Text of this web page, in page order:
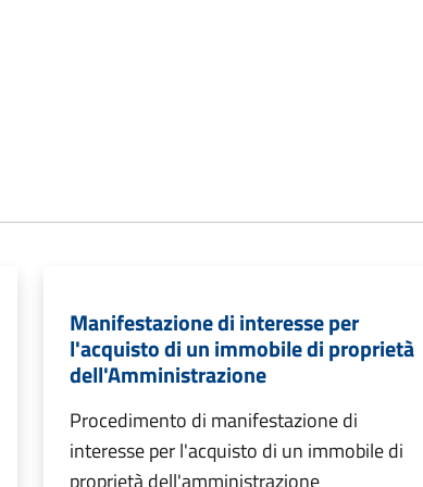
Manifestazione di interesse per
l'acquisto di un immobile di proprietà
dell'Amministrazione
Procedimento di manifestazione di
interesse per l'acquisto di un immobile di